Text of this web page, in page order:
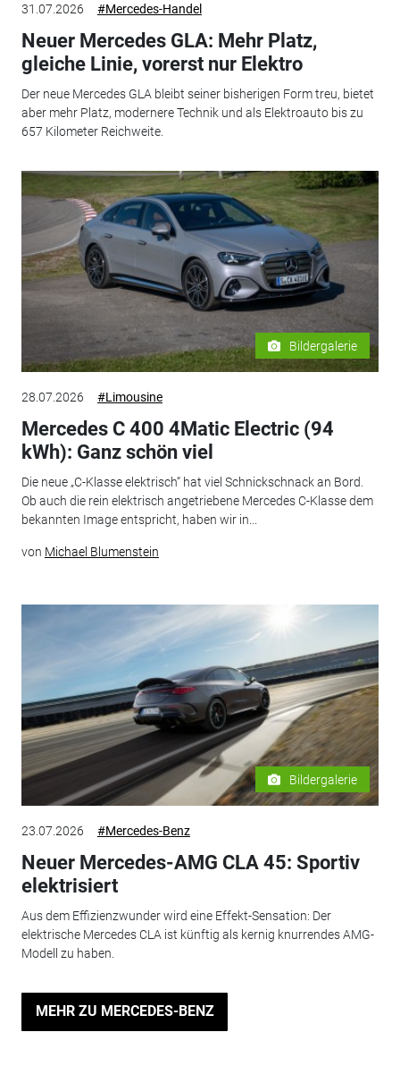
31.07.2026 #Mercedes-Handel
Neuer Mercedes GLA: Mehr Platz,
gleiche Linie, vorerst nur Elektro
Der neue Mercedes GLA bleibt seiner bisherigen Form treu, bietet
aber mehr Platz, modernere Technik und als Elektroauto bis zu
657 Kilometer Reichweite.
Bildergalerie
28.07.2026 #Limousine
Mercedes C 400 4Matic Electric (94
kWh): Ganz schön viel
Die neue „C-Klasse elektrisch“ hat viel Schnickschnack an Bord.
Ob auch die rein elektrisch angetriebene Mercedes C-Klasse dem
bekannten Image entspricht, haben wir in...
von Michael Blumenstein
Bildergalerie
23.07.2026 #Mercedes-Benz
Neuer Mercedes-AMG CLA 45: Sportiv
elektrisiert
Aus dem Effizienzwunder wird eine Effekt-Sensation: Der
elektrische Mercedes CLA ist künftig als kernig knurrendes AMG-
Modell zu haben.
MEHR ZU MERCEDES-BENZ